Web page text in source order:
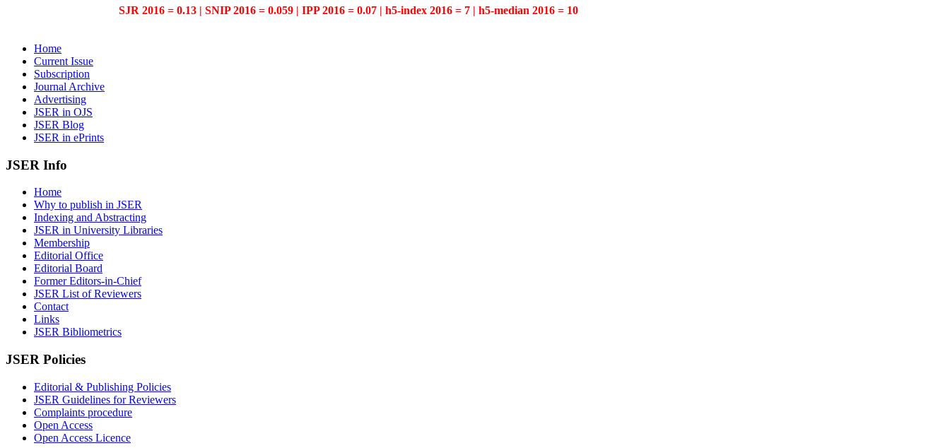
SJR 2016 = 0.13 | SNIP 2016 = 0.059 | IPP 2016 = 0.07 | h5-index 2016 = 7 | h5-median 2016 = 10
Home
Current Issue
Subscription
Journal Archive
Advertising
JSER in OJS
JSER Blog
JSER in ePrints
JSER Info
Home
Why to publish in JSER
Indexing and Abstracting
JSER in University Libraries
Membership
Editorial Office
Editorial Board
Former Editors-in-Chief
JSER List of Reviewers
Contact
Links
JSER Bibliometrics
JSER Policies
Editorial & Publishing Policies
JSER Guidelines for Reviewers
Complaints procedure
Open Access
Open Access Licence